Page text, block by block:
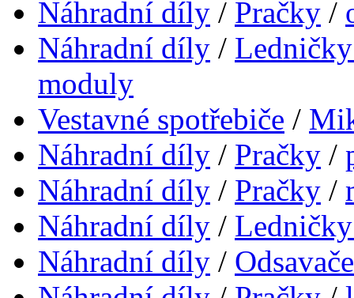
Náhradní díly / Pračky /
Náhradní díly /
moduly
Vestavné spotřebiče /
Náhradní díly / Pračky /
Náhradní díly / Pračky /
Náhradní díly /
Náhradní díly / Odsavače